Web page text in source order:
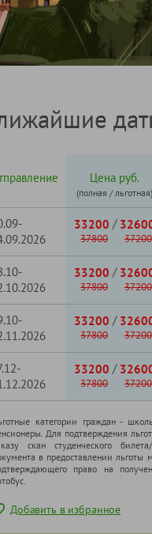
Цена руб.
(полная / льготная)
33200 /
37800 37200
33200 /
37800 37200
33200 /
37800 37200
33200 /
37800 37200
категории граждан -
Для подтверждения
скан студенческого
в предоставлении льготы
право на
Добавить в избранное